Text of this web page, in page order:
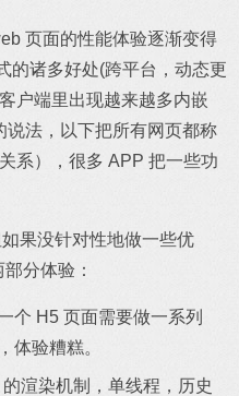
页面的性能体验逐渐变得
的诸多好处(跨平台，动态更
户端里出现越来越多内嵌
法，以下把所有网页都称
系），很多 APP 把一些功
果没针对性地做一些优
分体验：
个 H5 页面需要做一系列
体验糟糕。
渲染机制，单线程，历史